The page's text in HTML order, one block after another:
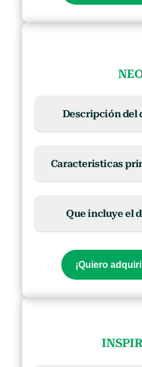
Descripción del
Caracteristicas
Que incluye el
¡Quiero